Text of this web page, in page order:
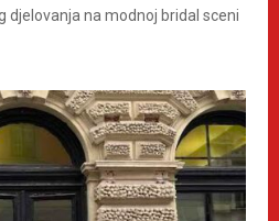
djelovanja na modnoj bridal sceni